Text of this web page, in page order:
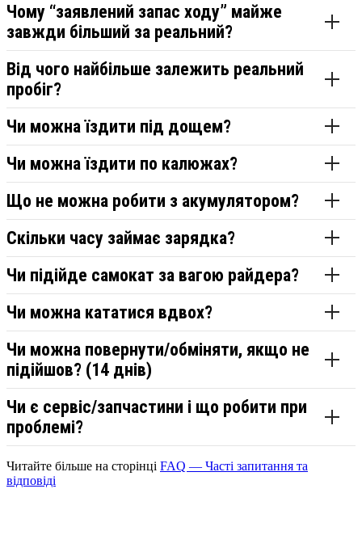
Чому “заявлений запас ходу” майже
завжди більший за реальний?
Від чого найбільше залежить реальний
пробіг?
Чи можна їздити під дощем?
Чи можна їздити по калюжах?
Що не можна робити з акумулятором?
Скільки часу займає зарядка?
Чи підійде самокат за вагою райдера?
Чи можна кататися вдвох?
Чи можна повернути/обміняти, якщо не
підійшов? (14 днів)
Чи є сервіс/запчастини і що робити при
проблемі?
Читайте більше на сторінці FAQ — Часті запитання та
відповіді